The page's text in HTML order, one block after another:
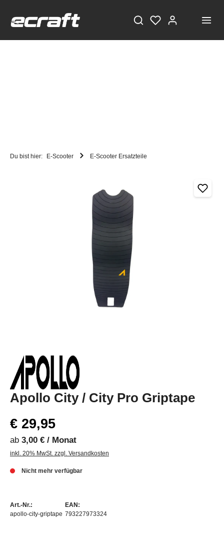
Du bist hier: E-Scooter E-Scooter Ersatzteile
Apollo City / City Pro Griptape
€ 29,95
ab 3,00 € / Monat
inkl. 20% MwSt. zzgl. Versandkosten
Nicht mehr verfügbar
Art.-Nr.:
apollo-city-griptape
EAN:
793227973324